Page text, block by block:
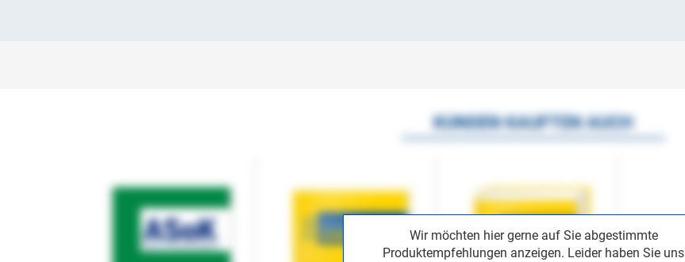
Wir möchten hier gerne auf Sie abgestimmte
Produktempfehlungen anzeigen. Leider haben Sie uns
KUNDEN KAUFTEN AUCH